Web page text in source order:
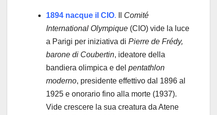
1894 nacque il CIO.
Comité
International Olympique (CIO) vide la luce
a Parigi per iniziativa di Pierre de Frédy,
barone di Coubertin, ideatore della
bandiera olimpica e del pentathlon
moderno, presidente effettivo dal 1896 al
1925 e onorario fino alla morte (1937).
Vide crescere la sua creatura da Atene